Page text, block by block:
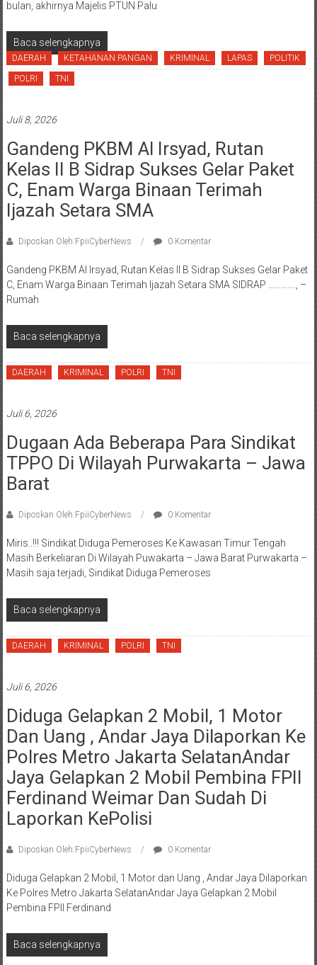
bulan, akhirnya Majelis PTUN Palu
Baca selengkapnya
DAERAH KETAHANAN PANGAN KRIMINAL LAPAS POLITIK
POLRI TNI
Juli 8, 2026
Gandeng PKBM Al Irsyad, Rutan
Kelas II B Sidrap Sukses Gelar Paket
C, Enam Warga Binaan Terimah
Ijazah Setara SMA
Diposkan Oleh:FpiiCyberNews 0 Komentar
Gandeng PKBM Al Irsyad, Rutan Kelas II B Sidrap Sukses Gelar Paket
C, Enam Warga Binaan Terimah Ijazah Setara SMA​ SIDRAP …………., –
Rumah
Baca selengkapnya
DAERAH KRIMINAL POLRI TNI
Juli 6, 2026
Dugaan Ada Beberapa Para Sindikat
TPPO Di Wilayah Purwakarta – Jawa
Barat
Diposkan Oleh:FpiiCyberNews 0 Komentar
Miris..!!! Sindikat Diduga Pemeroses Ke Kawasan Timur Tengah
Masih Berkeliaran Di Wilayah Puwakarta – Jawa Barat Purwakarta –
Masih saja terjadi, Sindikat Diduga Pemeroses
Baca selengkapnya
DAERAH KRIMINAL POLRI TNI
Juli 6, 2026
Diduga Gelapkan 2 Mobil, 1 Motor
Dan Uang , Andar Jaya Dilaporkan Ke
Polres Metro Jakarta SelatanAndar
Jaya Gelapkan 2 Mobil Pembina FPII
Ferdinand Weimar Dan Sudah Di
Laporkan KePolisi
Diposkan Oleh:FpiiCyberNews 0 Komentar
Diduga Gelapkan 2 Mobil, 1 Motor dan Uang , Andar Jaya Dilaporkan
Ke Polres Metro Jakarta SelatanAndar Jaya Gelapkan 2 Mobil
Pembina FPII Ferdinand
Baca selengkapnya